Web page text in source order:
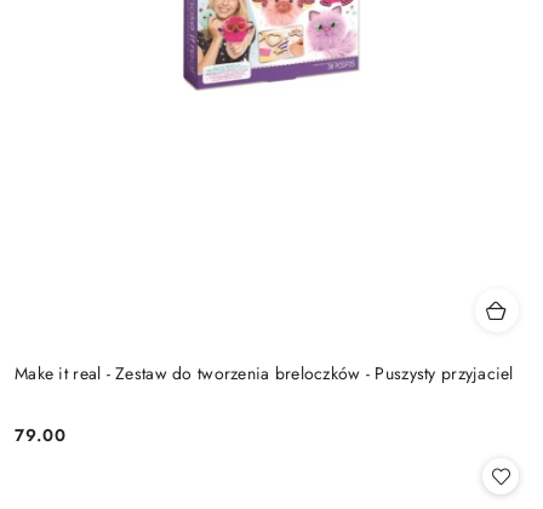
Make it real - Zestaw do tworzenia breloczków - Puszysty przyjaciel
Cena:
79.00